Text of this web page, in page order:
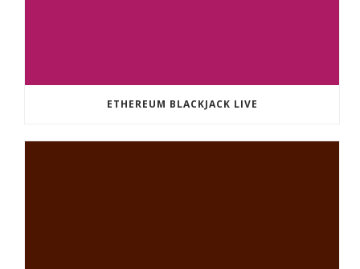
ETHEREUM BLACKJACK LIVE